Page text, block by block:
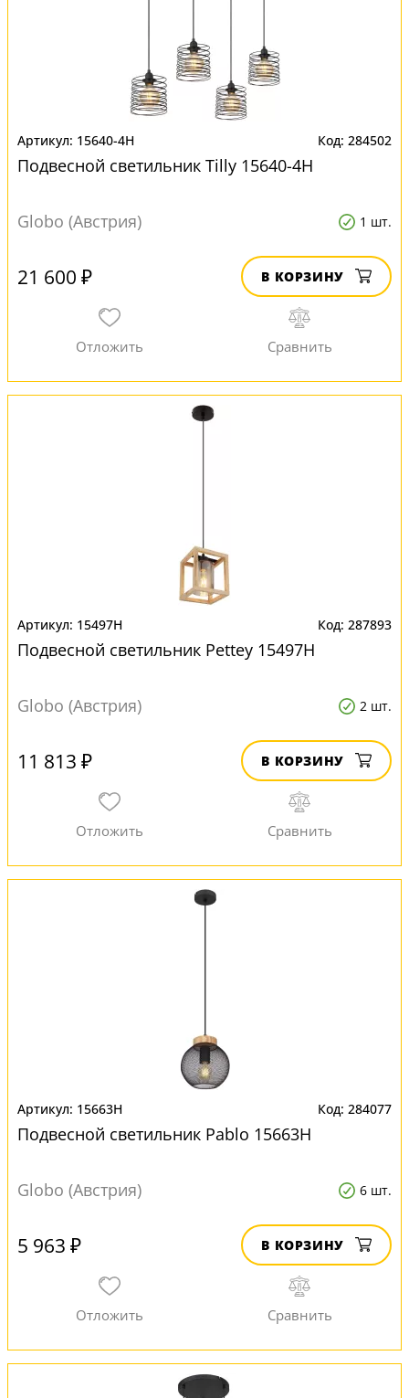
15640-4H 284502
Подвесной светильник Tilly 15640-4H
Globo (Австрия) 1 шт.
21 600 ₽ В КОРЗИНУ
15497H 287893
Подвесной светильник Pettey 15497H
Globo (Австрия) 2 шт.
11 813 ₽ В КОРЗИНУ
15663H 284077
Подвесной светильник Pablo 15663H
Globo (Австрия) 6 шт.
5 963 ₽ В КОРЗИНУ